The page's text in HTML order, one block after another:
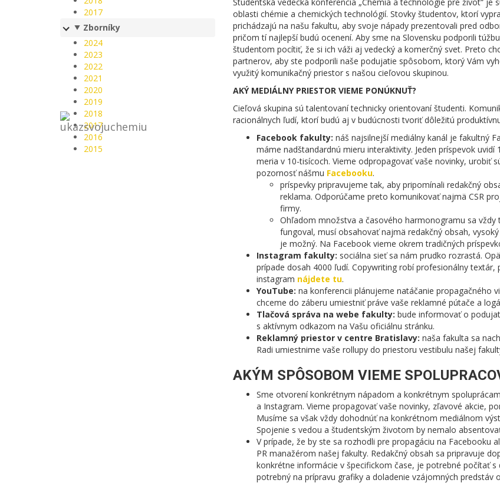
2017
Zborníky
2024
2023
2022
2021
2020
2019
2018
2017
2016
2015
oblasti chémie a chemických technológií. Stovky študentov, ktorí
prichádzajú na našu fakultu, aby svoje nápady prezentovali pred
pričom tí najlepší budú ocenení. Aby sme na Slovensku podporili
študentom pocítiť, že si ich váži aj vedecký a komerčný svet. Preto
partnerov, aby ste podporili naše podujatie spôsobom, ktorý Vám
využitý komunikačný priestor s našou cieľovou skupinou.
AKÝ MEDIÁLNY PRIESTOR VIEME PONÚKNUŤ?
Cieľová skupina sú talentovaní technicky orientovaní študenti.
racionálnych ľudí, ktorí budú aj v budúcnosti tvoriť dôležitú
Facebook fakulty: náš najsilnejší mediálny kanál je fakultný
máme nadštandardnú mieru interaktivity. Jeden príspevok uvidí
meria v 10-tisícoch. Vieme odpropagovať vaše novinky, urobiť
pozornosť nášmu Facebooku.
príspevky pripravujeme tak, aby pripomínali redakčný
reklama. Odporúčame preto komunikovať najmä CSR
firmy.
Ohľadom množstva a časového harmonogramu sa
fungoval, musí obsahovať najmä redakčný obsah,
je možný. Na Facebook vieme okrem tradičných
Instagram fakulty: sociálna sieť sa nám prudko rozrastá.
prípade dosah 4000 ľudí. Copywriting robí profesionálny
instagram nájdete tu.
YouTube: na konferencii plánujeme natáčanie propagačného
chceme do záberu umiestniť práve vaše reklamné pútače a
Tlačová správa na webe fakulty: bude informovať o
s aktívnym odkazom na Vašu oficiálnu stránku.
Reklamný priestor v centre Bratislavy: naša fakulta sa
Radi umiestnime vaše rollupy do priestoru vestibulu našej
AKÝM SPÔSOBOM VIEME
Sme otvorení konkrétnym nápadom a konkrétnym
a Instagram. Vieme propagovať vaše novinky, zľavové akcie,
Musíme sa však vždy dohodnúť na konkrétnom mediálnom
Spojenie s vedou a študentským životom by nemalo
V prípade, že by ste sa rozhodli pre propagáciu na Facebooku
PR manažérom našej fakulty. Redakčný obsah sa pripravuje
konkrétne informácie v špecifickom čase, je potrebné počítať
potrebný na prípravu grafiky a doladenie vzájomných predstáv